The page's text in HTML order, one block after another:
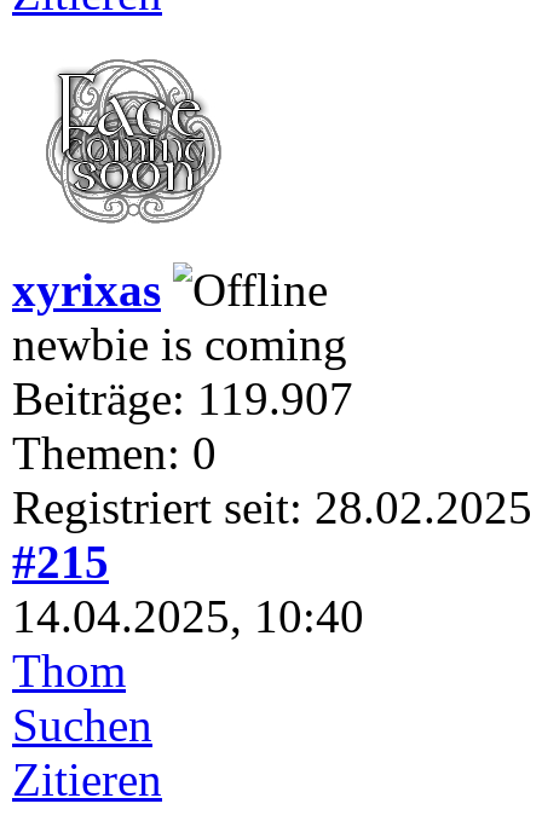
xyrixas
newbie is coming
Beiträge: 119.907
Themen: 0
Registriert seit: 28.02.2025
#215
14.04.2025, 10:40
Thom
Suchen
Zitieren